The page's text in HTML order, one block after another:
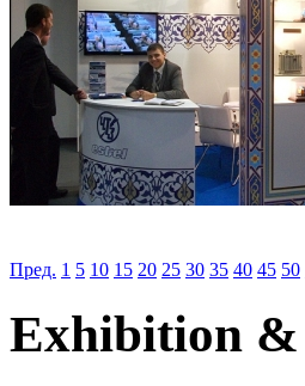
Пред. 1 5 10 15 20 25 30 35 40 45 50
Exhibition &